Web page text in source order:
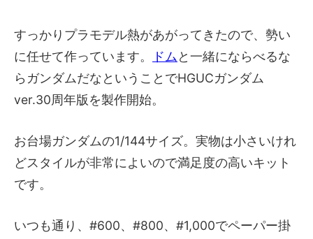
すっかりプラモデル熱があがってきたので、勢い
に任せて作っています。
ドム と一緒にならべるな
らガンダムだなということでHGUCガンダム
ver.30周年版を製作開始。
お台場ガンダムの1/144サイズ。実物は小さいけれ
どスタイルが非常によいので満足度の高いキット
です。
いつも通り、#600、#800、#1,000でペーパー掛